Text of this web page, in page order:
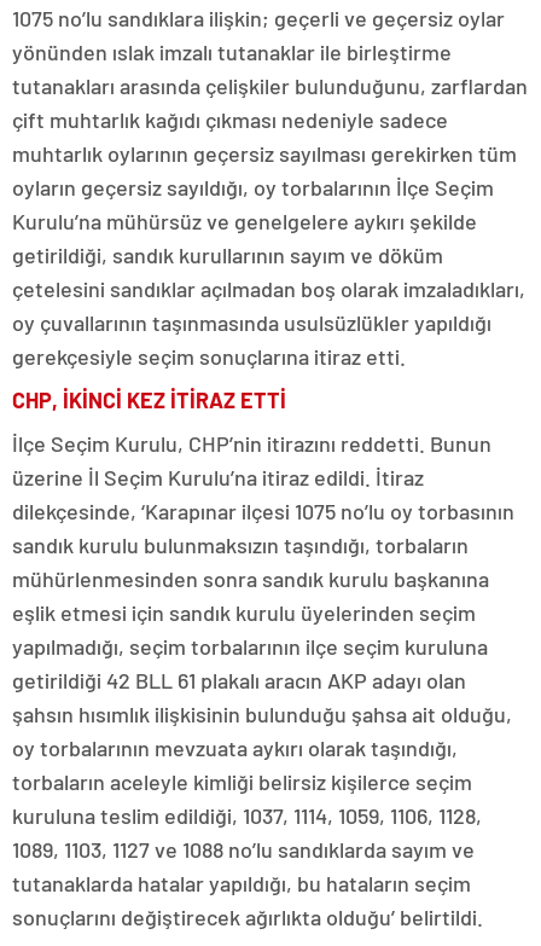
1075 no’lu sandıklara ilişkin; geçerli ve geçersiz oylar
yönünden ıslak imzalı tutanaklar ile birleştirme
tutanakları arasında çelişkiler bulunduğunu, zarflardan
çift muhtarlık kağıdı çıkması nedeniyle sadece
muhtarlık oylarının geçersiz sayılması gerekirken tüm
oyların geçersiz sayıldığı, oy torbalarının İlçe Seçim
Kurulu’na mühürsüz ve genelgelere aykırı şekilde
getirildiği, sandık kurullarının sayım ve döküm
çetelesini sandıklar açılmadan boş olarak imzaladıkları,
oy çuvallarının taşınmasında usulsüzlükler yapıldığı
gerekçesiyle seçim sonuçlarına itiraz etti.
CHP, İKİNCİ KEZ İTİRAZ ETTİ
İlçe Seçim Kurulu, CHP’nin itirazını reddetti. Bunun
üzerine İl Seçim Kurulu’na itiraz edildi. İtiraz
dilekçesinde, ‘Karapınar ilçesi 1075 no’lu oy torbasının
sandık kurulu bulunmaksızın taşındığı, torbaların
mühürlenmesinden sonra sandık kurulu başkanına
eşlik etmesi için sandık kurulu üyelerinden seçim
yapılmadığı, seçim torbalarının ilçe seçim kuruluna
getirildiği 42 BLL 61 plakalı aracın AKP adayı olan
şahsın hısımlık ilişkisinin bulunduğu şahsa ait olduğu,
oy torbalarının mevzuata aykırı olarak taşındığı,
torbaların aceleyle kimliği belirsiz kişilerce seçim
kuruluna teslim edildiği, 1037, 1114, 1059, 1106, 1128,
1089, 1103, 1127 ve 1088 no’lu sandıklarda sayım ve
tutanaklarda hatalar yapıldığı, bu hataların seçim
sonuçlarını değiştirecek ağırlıkta olduğu’ belirtildi.